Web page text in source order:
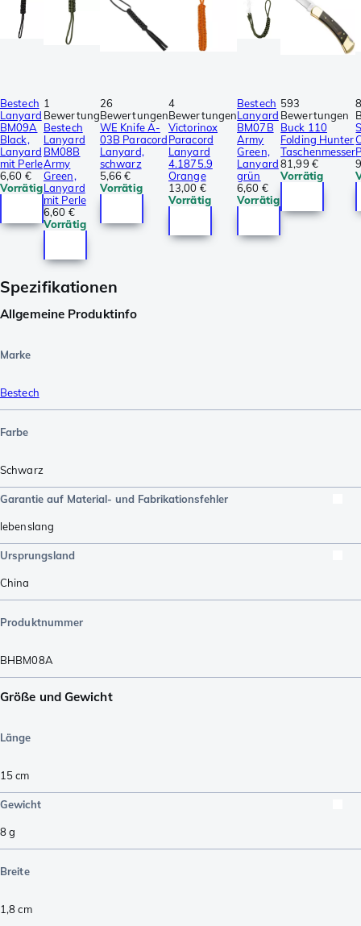
Bestech
Lanyard
BM09A
Black,
Lanyard
mit Perle
6,60 €
Vorrätig
1
Bewertung
Bestech
Lanyard
BM08B
Army
Green,
Lanyard
mit Perle
6,60 €
Vorrätig
26
Bewertungen
WE Knife A-
03B Paracord
Lanyard,
schwarz
5,66 €
Vorrätig
4
Bewertungen
Victorinox
Paracord
Lanyard
4.1875.9
Orange
13,00 €
Vorrätig
Bestech
Lanyard
BM07B
Army
Green,
Lanyard
grün
6,60 €
Vorrätig
593
Bewertungen
Buck 110
Folding Hunter
Taschenmesser
81,99 €
Vorrätig
Spezifikationen
Allgemeine Produktinfo
Marke
Bestech
Farbe
Schwarz
Garantie auf Material- und Fabrikationsfehler
lebenslang
Ursprungsland
China
Produktnummer
BHBM08A
Größe und Gewicht
Länge
15cm
Gewicht
8g
Breite
1,8cm